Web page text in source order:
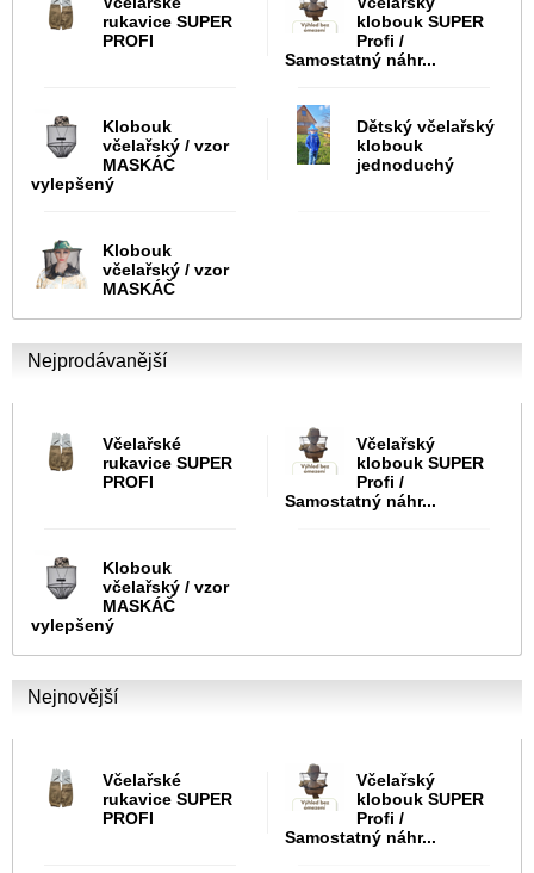
rukavice SUPER
PROFI
klobouk SUPER
Profi /
Samostatný náhr...
Klobouk
včelařský / vzor
MASKÁČ
vylepšený
Dětský včelařský
klobouk
jednoduchý
Klobouk
včelařský / vzor
MASKÁČ
Nejprodávanější
Včelařské
rukavice SUPER
PROFI
Včelařský
klobouk SUPER
Profi /
Samostatný náhr...
Klobouk
včelařský / vzor
MASKÁČ
vylepšený
Nejnovější
Včelařské
rukavice SUPER
PROFI
Včelařský
klobouk SUPER
Profi /
Samostatný náhr...